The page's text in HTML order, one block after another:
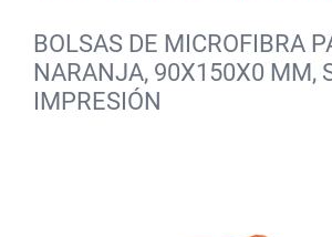
BOLSAS DE MICROFIBRA
NARANJA, 90X150X0 MM,
IMPRESIÓN